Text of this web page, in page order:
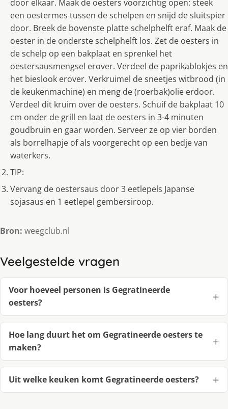
door elkaar. Maak de oesters voorzichtig open: steek
een oestermes tussen de schelpen en snijd de sluitspier
door. Breek de bovenste platte schelphelft eraf. Maak de
oester in de onderste schelphelft los. Zet de oesters in
de schelp op een bakplaat en sprenkel het
oestersausmengsel erover. Verdeel de paprikablokjes en
het bieslook erover. Verkruimel de sneetjes witbrood (in
de keukenmachine) en meng de (roerbak)olie erdoor.
Verdeel dit kruim over de oesters. Schuif de bakplaat 10
cm onder de grill en laat de oesters in 3-4 minuten
goudbruin en gaar worden. Serveer ze op vier borden
als borrelhapje of als voorgerecht op een bedje van
waterkers.
TIP:
Vervang de oestersaus door 3 eetlepels Japanse
sojasaus en 1 eetlepel gembersiroop.
Bron: weegclub.nl
Veelgestelde vragen
Voor hoeveel personen is Gegratineerde
oesters?
Hoe lang duurt het om Gegratineerde oesters te
maken?
Uit welke keuken komt Gegratineerde oesters?